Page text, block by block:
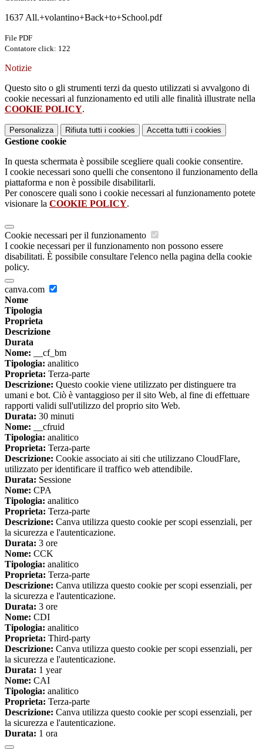
1637 All.+volantino+Back+to+School.pdf
File PDF
Contatore click: 122
Notizie
Questo sito o gli strumenti terzi da questo utilizzati si avvalgono di
cookie necessari al funzionamento ed utili alle finalità illustrate nella
COOKIE POLICY.
Personalizza Rifiuta tutti i cookies Accetta tutti i cookies
Gestione cookie
In questa schermata è possibile scegliere quali cookie consentire.
I cookie necessari sono quelli che consentono il funzionamento della
piattaforma e non è possibile disabilitarli.
Per conoscere quali sono i cookie necessari al funzionamento potete
visionare la COOKIE POLICY.
Cookie necessari per il funzionamento
I cookie necessari per il funzionamento non possono essere
disabilitati. È possibile consultare l'elenco nella pagina della cookie
policy.
canva.com
Nome
Tipologia
Proprieta
Descrizione
Durata
Nome: __cf_bm
Tipologia: analitico
Proprieta: Terza-parte
Descrizione: Questo cookie viene utilizzato per distinguere tra
umani e bot. Ciò è vantaggioso per il sito Web, al fine di effettuare
rapporti validi sull'utilizzo del proprio sito Web.
Durata: 30 minuti
Nome: __cfruid
Tipologia: analitico
Proprieta: Terza-parte
Descrizione: Cookie associato ai siti che utilizzano CloudFlare,
utilizzato per identificare il traffico web attendibile.
Durata: Sessione
Nome: CPA
Tipologia: analitico
Proprieta: Terza-parte
Descrizione: Canva utilizza questo cookie per scopi essenziali, per
la sicurezza e l'autenticazione.
Durata: 3 ore
Nome: CCK
Tipologia: analitico
Proprieta: Terza-parte
Descrizione: Canva utilizza questo cookie per scopi essenziali, per
la sicurezza e l'autenticazione.
Durata: 3 ore
Nome: CDI
Tipologia: analitico
Proprieta: Third-party
Descrizione: Canva utilizza questo cookie per scopi essenziali, per
la sicurezza e l'autenticazione.
Durata: 1 year
Nome: CAI
Tipologia: analitico
Proprieta: Terza-parte
Descrizione: Canva utilizza questo cookie per scopi essenziali, per
la sicurezza e l'autenticazione.
Durata: 1 ora